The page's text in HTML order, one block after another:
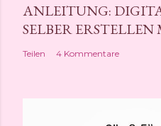
ANLEITUNG:
SELBER
Teilen 4 Kommentare